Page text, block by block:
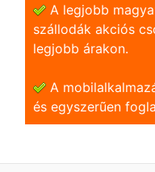
A legjobb
szállodák akciós
legjobb árakon.
A
és egyszerũen